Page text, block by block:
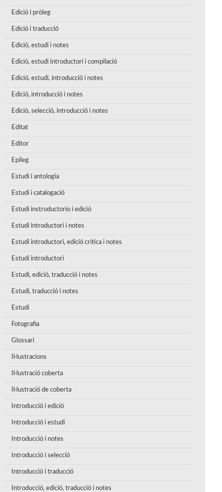
Edició i pròleg
Edició i traducció
Edició, estudi i notes
Edició, estudi introductori i compilació
Edició, estudi, introducció i notes
Edició, introducció i notes
Edició, selecció, introducció i notes
Editat
Editor
Epíleg
Estudi i antologia
Estudi i catalogació
Estudi instroductorio i edició
Estudi introductori i notes
Estudi introductori, edició crítica i notes
Estudi introductori
Estudi, edició, traducció i notes
Estudi, traducció i notes
Estudi
Fotografia
Glossari
Il·lustracions
Il·lustració coberta
Il·lustració de coberta
Introducció i edició
Introducció i estudi
Introducció i notes
Introducció i selecció
Introducció i traducció
Introducció, edició, traducció i notes